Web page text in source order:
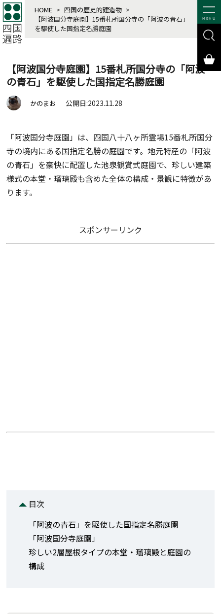
MENU
HOME > 四国の歴史的建造物 >
【阿波国分寺庭園】15番札所国分寺の「阿波の青石」
を駆使した国指定名勝庭園
【阿波国分寺庭園】15番札所国分寺の「阿波
の青石」を駆使した国指定名勝庭園
かのまお 公開日:2023.11.28
「阿波国分寺庭園」は、四国八十八ヶ所霊場15番札所国分
寺の境内にある国指定名勝の庭園です。地元特産の「阿波
の青石」を豪快に配置した池泉観賞式庭園で、珍しい建築
様式の本堂・瑠璃殿も含めた全体の構成・景観に特徴があ
ります。
スポンサーリンク
目次
「阿波の青石」を駆使した国指定名勝庭園
「阿波国分寺庭園」
珍しい2層屋根タイプの本堂・瑠璃殿と庭園の
構成